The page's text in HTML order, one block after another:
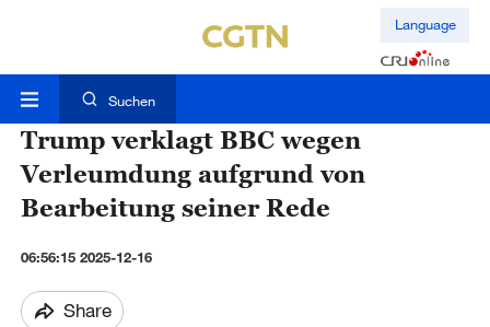
Language
Suchen
Trump verklagt BBC wegen
Verleumdung aufgrund von
Bearbeitung seiner Rede
06:56:15 2025-12-16
Share